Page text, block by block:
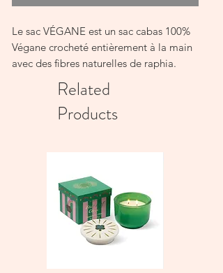
Le sac VÉGANE est un sac cabas 100%
Végane crocheté entièrement à la main
avec des fibres naturelles de raphia.
100% Raphia
Anse plat en raphia tressé
poche intérieur avec fermeture éclair et
Related
Products